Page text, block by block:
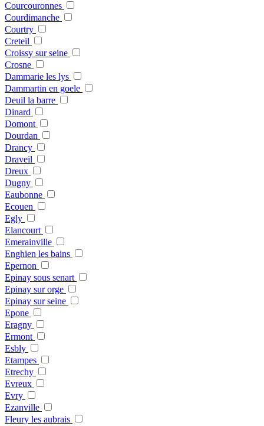
Courcouronnes
Courdimanche
Courtry
Creteil
Croissy sur seine
Crosne
Dammarie les lys
Dammartin en goele
Deuil la barre
Dinard
Domont
Dourdan
Drancy
Draveil
Dreux
Dugny
Eaubonne
Ecouen
Egly
Elancourt
Emerainville
Enghien les bains
Epernon
Epinay sous senart
Epinay sur orge
Epinay sur seine
Epone
Eragny
Ermont
Esbly
Etampes
Etrechy
Evreux
Evry
Ezanville
Fleury les aubrais